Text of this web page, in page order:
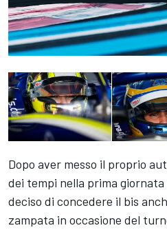
Dopo aver messo il proprio
dei tempi nella prima
deciso di concedere il bis
zampata in occasione del